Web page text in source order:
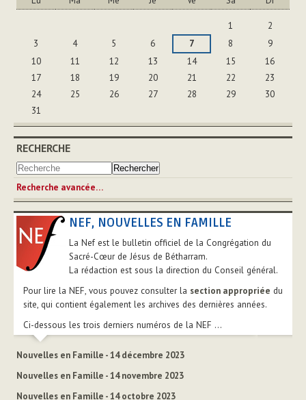
1
2
3
4 5 6 7 8
9
10
11 12 13 14 15
16
17
18 19 20 21 22
23
24
25 26 27 28 29
30
31
RECHERCHE
Recherche avancée…
NEF, NOUVELLES EN FAMILLE
La Nef est le bulletin officiel de la Congrégation du
Sacré-Cœur de Jésus de Bétharram.
La rédaction est sous la direction du Conseil général.
Pour lire la NEF, vous pouvez consulter la section appropriée du
site, qui contient également les archives des dernières années.
Ci-dessous les trois derniers numéros de la NEF ...
Nouvelles en Famille - 14 décembre 2023
Nouvelles en Famille - 14 novembre 2023
Nouvelles en Famille - 14 octobre 2023